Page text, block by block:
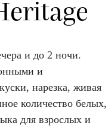
и до 2 ночи.
и
нарезка, живая
количество белых,
для взрослых и